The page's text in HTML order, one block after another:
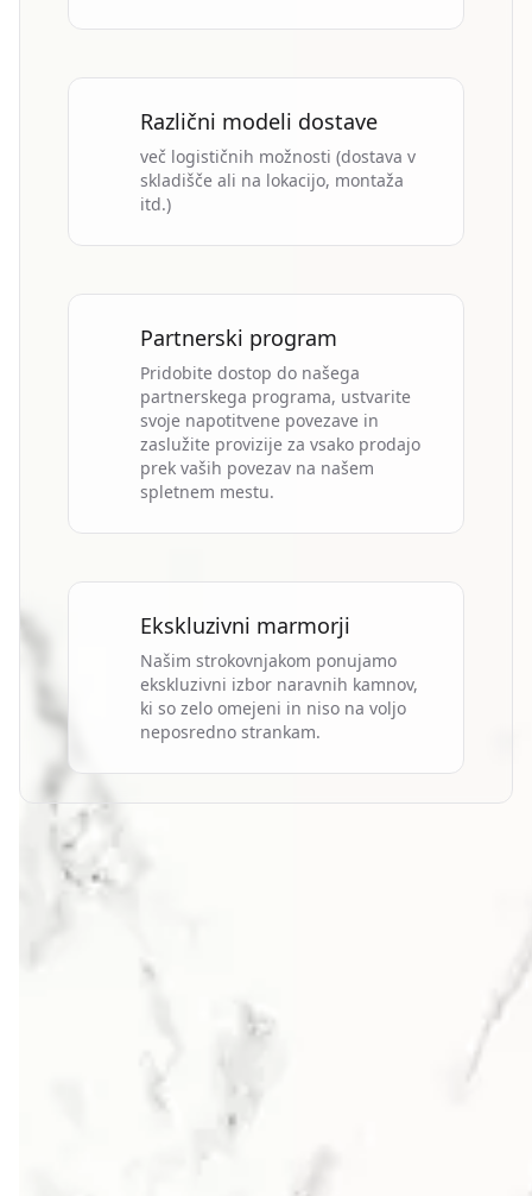
Različni modeli dostave
več logističnih možnosti (dostava v
skladišče ali na lokacijo, montaža
itd.)
Partnerski program
Pridobite dostop do našega
partnerskega programa, ustvarite
svoje napotitvene povezave in
zaslužite provizije za vsako prodajo
prek vaših povezav na našem
spletnem mestu.
Ekskluzivni marmorji
Našim strokovnjakom ponujamo
ekskluzivni izbor naravnih kamnov,
ki so zelo omejeni in niso na voljo
neposredno strankam.